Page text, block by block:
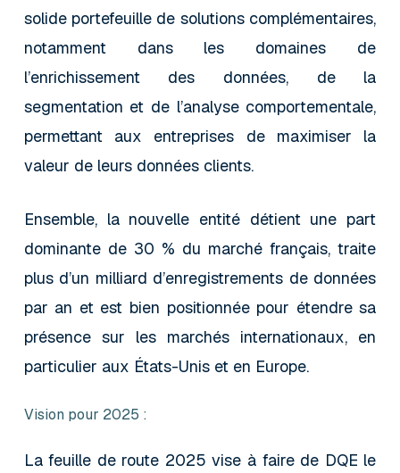
solide portefeuille de solutions complémentaires,
notamment dans les domaines de
l’enrichissement des données, de la
segmentation et de l’analyse comportementale,
permettant aux entreprises de maximiser la
valeur de leurs données clients.
Ensemble, la nouvelle entité détient une part
dominante de 30 % du marché français, traite
plus d’un milliard d’enregistrements de données
par an et est bien positionnée pour étendre sa
présence sur les marchés internationaux, en
particulier aux États-Unis et en Europe.
Vision pour 2025 :
La feuille de route 2025 vise à faire de DQE le